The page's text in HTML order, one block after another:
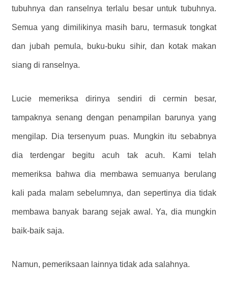
tubuhnya dan ranselnya terlalu besar untuk tubuhnya.
Semua yang dimilikinya masih baru, termasuk tongkat
dan jubah pemula, buku-buku sihir, dan kotak makan
siang di ranselnya.
Lucie memeriksa dirinya sendiri di cermin besar,
tampaknya senang dengan penampilan barunya yang
mengilap. Dia tersenyum puas. Mungkin itu sebabnya
dia terdengar begitu acuh tak acuh. Kami telah
memeriksa bahwa dia membawa semuanya berulang
kali pada malam sebelumnya, dan sepertinya dia tidak
membawa banyak barang sejak awal. Ya, dia mungkin
baik-baik saja.
Namun, pemeriksaan lainnya tidak ada salahnya.